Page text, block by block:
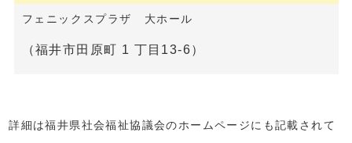
フェニックスプラザ 大ホール
（福井市田原町 1 丁目13-6）
詳細は福井県社会福祉協議会のホームページにも記載されて